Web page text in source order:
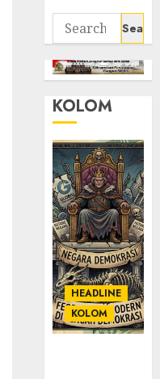
Search
for:
KOLOM
HEADLINE
KOLOM